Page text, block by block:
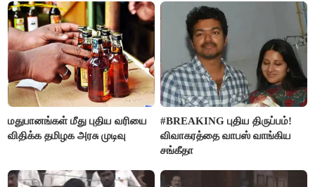
மதுபானங்கள் மீது புதிய வரியை
விதிக்க தமிழக அரசு முடிவு
#BREAKING புதிய திருப்பம்!
விவாகரத்தை வாபஸ் வாங்கிய
சங்கீதா